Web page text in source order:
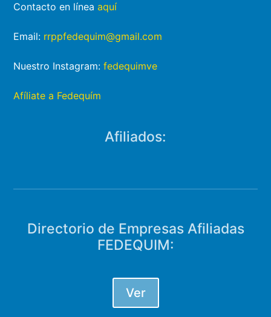
Contacto en líneaaquí
Email: rrppfedequim@gmail.com
Nuestro Instagram:fedequimve
Afíliate a Fedequím
Afiliados:
Directorio de Empresas Afiliadas
FEDEQUIM:
Ver